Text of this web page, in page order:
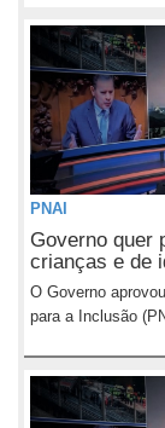
PNAI
Governo quer
crianças e de
O Governo
para a Inclusão